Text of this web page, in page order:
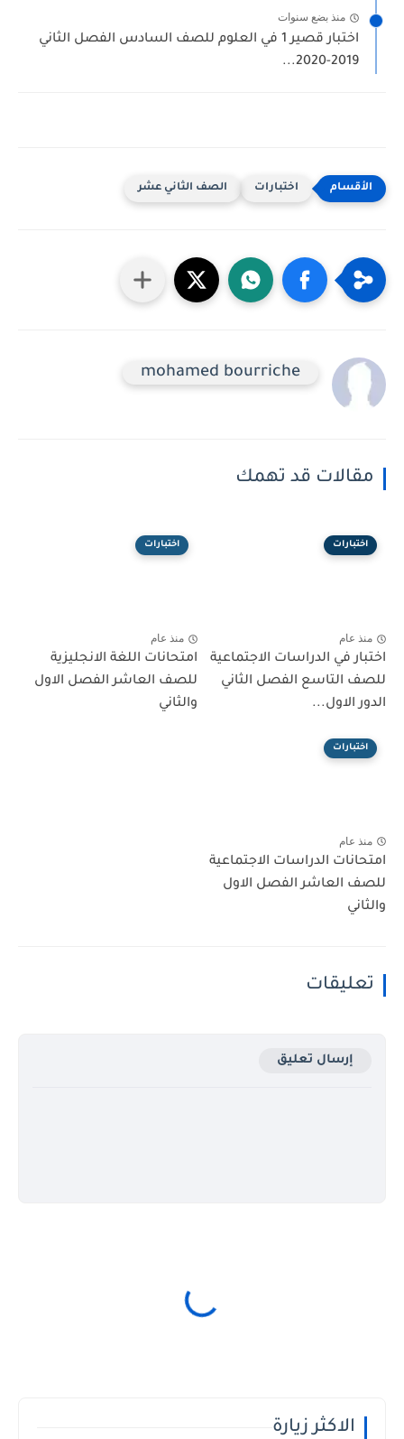
منذ بضع سنوات
اختبار قصير 1 في العلوم للصف السادس الفصل الثاني
2019-2020...
اختبارات الصف الثاني عشر
mohamed bourriche
مقالات قد تهمك
اختبارات
منذ عام
اختبار في الدراسات الاجتماعية
للصف التاسع الفصل الثاني
الدور الاول...
اختبارات
منذ عام
امتحانات اللغة الانجليزية
للصف العاشر الفصل الاول
والثاني
اختبارات
منذ عام
امتحانات الدراسات الاجتماعية
للصف العاشر الفصل الاول
والثاني
تعليقات
إرسال تعليق
الاكثر زيارة